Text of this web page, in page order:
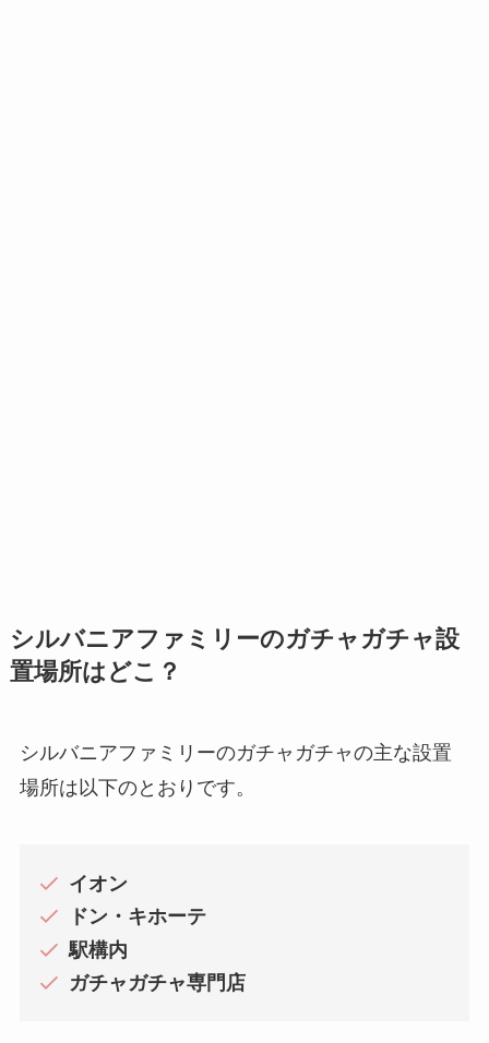
シルバニアファミリーのガチャガチャ設
置場所はどこ？
シルバニアファミリーのガチャガチャの主な設置
場所は以下のとおりです。
イオン
ドン・キホーテ
駅構内
ガチャガチャ専門店